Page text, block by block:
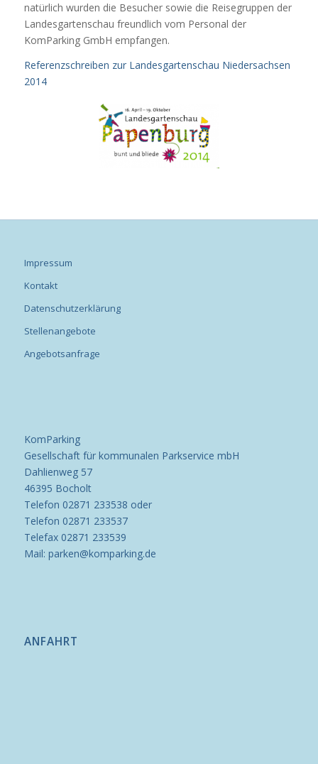
natürlich wurden die Besucher sowie die Reisegruppen der
Landesgartenschau freundlich vom Personal der
KomParking GmbH empfangen.
Referenzschreiben zur Landesgartenschau Niedersachsen
2014
Impressum
Kontakt
Datenschutzerklärung
Stellenangebote
Angebotsanfrage
KomParking
Gesellschaft für kommunalen Parkservice mbH
Dahlienweg 57
46395 Bocholt
Telefon 02871 233538 oder
Telefon 02871 233537
Telefax 02871 233539
Mail: parken@komparking.de
ANFAHRT